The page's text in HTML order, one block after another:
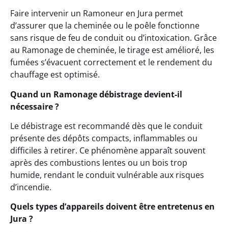
Faire intervenir un Ramoneur en Jura permet
d’assurer que la cheminée ou le poêle fonctionne
sans risque de feu de conduit ou d’intoxication. Grâce
au Ramonage de cheminée, le tirage est amélioré, les
fumées s’évacuent correctement et le rendement du
chauffage est optimisé.
Quand un Ramonage débistrage devient-il
nécessaire ?
Le débistrage est recommandé dès que le conduit
présente des dépôts compacts, inflammables ou
difficiles à retirer. Ce phénomène apparaît souvent
après des combustions lentes ou un bois trop
humide, rendant le conduit vulnérable aux risques
d’incendie.
Quels types d’appareils doivent être entretenus en
Jura ?